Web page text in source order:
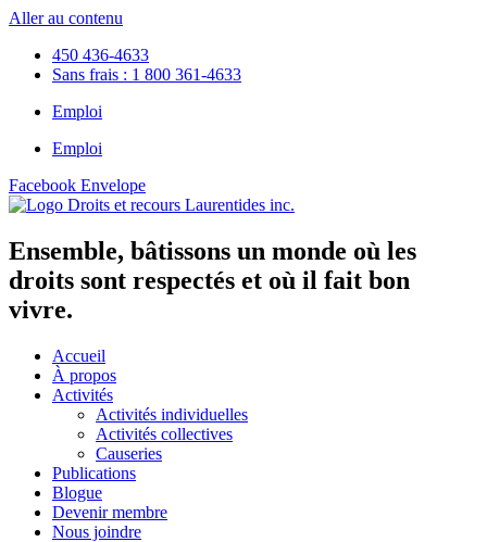
Aller au contenu
450 436-4633
Sans frais : 1 800 361-4633
Emploi
Emploi
Facebook Envelope
Ensemble, bâtissons un monde où les
droits sont respectés et où il fait bon
vivre.
Accueil
À propos
Activités
Activités individuelles
Activités collectives
Causeries
Publications
Blogue
Devenir membre
Nous joindre